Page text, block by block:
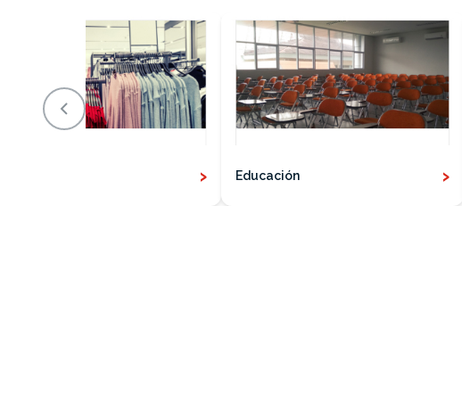
› Educación ›